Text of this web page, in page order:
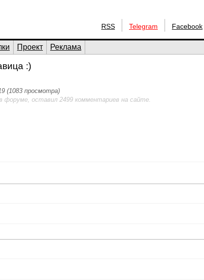
RSS Telegram Facebook
Проект Реклама
:)
(1083 просмотра)
оставил 2499 комментариев на сайте.